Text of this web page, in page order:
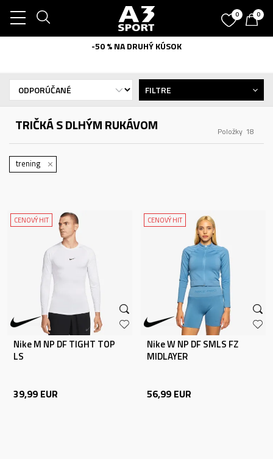
0 0
-50 % NA DRUHÝ KÚSOK
TRIČKÁ S DLHÝM RUKÁVOM 18
Položky
FILTRE
trening
CENOVÝ HIT
Nike M NP DF TIGHT TOP
LS
39,99 EUR
CENOVÝ HIT
Nike W NP DF SMLS FZ
MIDLAYER
56,99 EUR